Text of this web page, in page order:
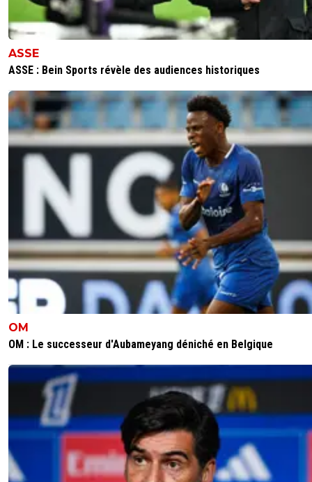
ASSE
ASSE : Bein Sports révèle des audiences historiques
OM
OM : Le successeur d'Aubameyang déniché en Belgique